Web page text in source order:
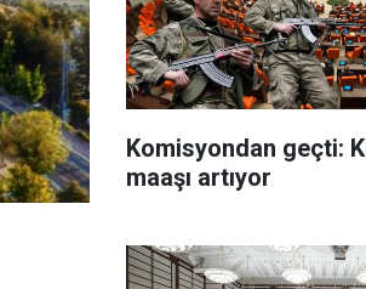
Komisyondan geçti:
maaşı artıyor